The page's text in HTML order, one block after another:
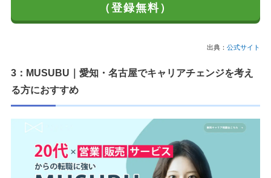
（登録無料）
出典： 公式サイト
3：MUSUBU｜愛知・名古屋でキャリアチェンジを考え
る方におすすめ